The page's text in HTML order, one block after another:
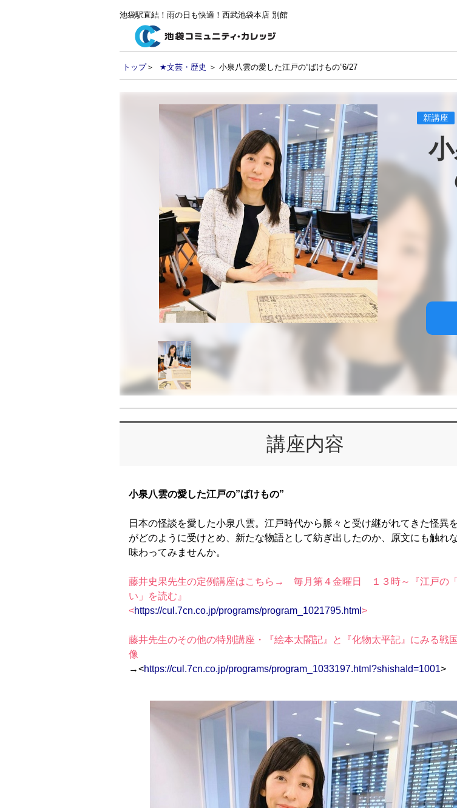
池袋駅直結！雨の日も快適！西武池袋本店 別館
トップ＞ ★文芸・歴史 ＞ 小泉八雲の愛した江戸の“ばけもの”6/27
新講座
講座内容
小泉八雲の愛した江戸の”ばけもの”
日本の怪談を愛した小泉八雲。江戸時代から脈々と受け継がれてきた怪異
がどのように受けとめ、新たな物語として紡ぎ出したのか、原文にも触れ
味わってみませんか。
藤井史果先生の定例講座はこちら→ 毎月第４金曜日 １３時～『江戸の
い」を読む』
<https://cul.7cn.co.jp/programs/program_1021795.html >
藤井先生のその他の特別講座・『絵本太閤記』と『化物太平記』にみる戦
像
→<https://cul.7cn.co.jp/programs/program_1033197.html?shishaId=1001>